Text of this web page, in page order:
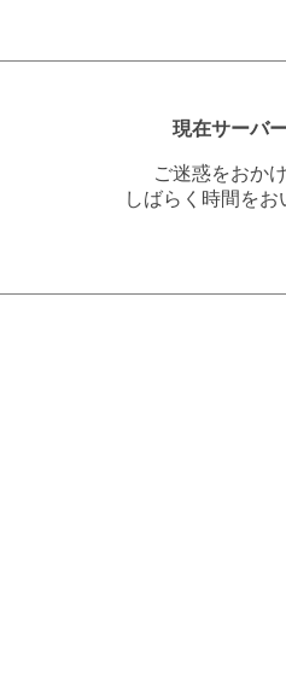
現在サーバ
ご迷惑をおか
しばらく時間を